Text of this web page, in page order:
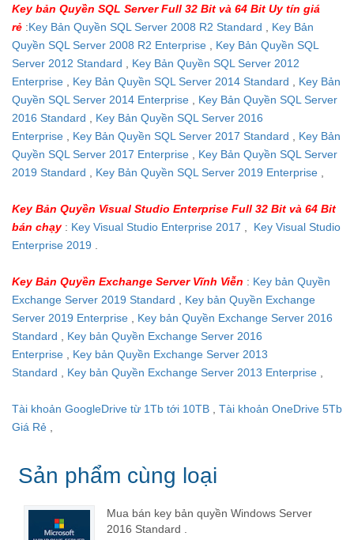
Key bản Quyền SQL Server Full 32 Bit và 64 Bit Uy tín giá
rẻ :Key Bản Quyền SQL Server 2008 R2 Standard , Key Bản
Quyền SQL Server 2008 R2 Enterprise , Key Bản Quyền SQL
Server 2012 Standard , Key Bản Quyền SQL Server 2012
Enterprise , Key Bản Quyền SQL Server 2014 Standard , Key Bản
Quyền SQL Server 2014 Enterprise , Key Bản Quyền SQL Server
2016 Standard , Key Bản Quyền SQL Server 2016
Enterprise , Key Bản Quyền SQL Server 2017 Standard , Key Bản
Quyền SQL Server 2017 Enterprise , Key Bản Quyền SQL Server
2019 Standard , Key Bản Quyền SQL Server 2019 Enterprise ,
Key Bản Quyền Visual Studio Enterprise Full 32 Bit và 64 Bit
bán chạy: Key Visual Studio Enterprise 2017 , Key Visual Studio
Enterprise 2019 .
Key Bản Quyền Exchange Server Vĩnh Viễn : Key bản Quyền
Exchange Server 2019 Standard , Key bản Quyền Exchange
Server 2019 Enterprise , Key bản Quyền Exchange Server 2016
Standard , Key bản Quyền Exchange Server 2016
Enterprise , Key bản Quyền Exchange Server 2013
Standard , Key bản Quyền Exchange Server 2013 Enterprise ,
Tài khoản GoogleDrive từ 1Tb tới 10TB , Tài khoản OneDrive 5Tb
Giá Rẻ ,
Sản phẩm cùng loại
Mua bán key bản quyền Windows Server
2016 Standard .